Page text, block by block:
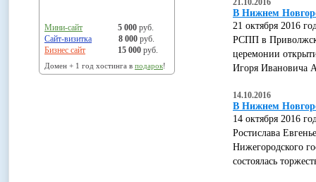
Мини-сайт 5 000 руб.
Сайт-визитка
8 000 руб.
Бизнес сайт
15 000 руб.
Домен + 1 год хостинга в подарок!
21.10.2016
В Нижнем
21 октября 2016
РСПП в
церемонии
Игоря Ивановича
14.10.2016
В Нижнем
14 октября 2016
Ростислава
Нижегородского
состоялась